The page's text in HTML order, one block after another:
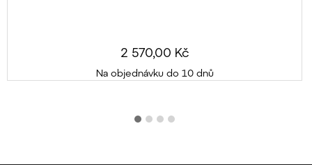
2 570,00 Kč
Na objednávku do 10 dnů